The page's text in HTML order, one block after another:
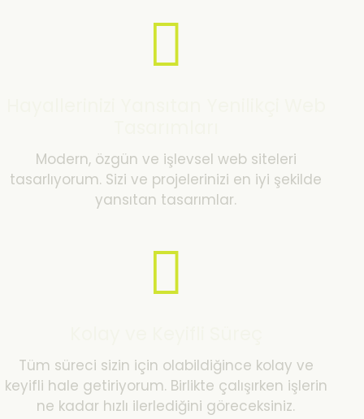
Modern, özgün ve işlevsel web siteleri
tasarlıyorum. Sizi ve projelerinizi en iyi şekilde
yansıtan tasarımlar.
Tüm süreci sizin için olabildiğince kolay ve
keyifli hale getiriyorum. Birlikte çalışırken işlerin
ne kadar hızlı ilerlediğini göreceksiniz.